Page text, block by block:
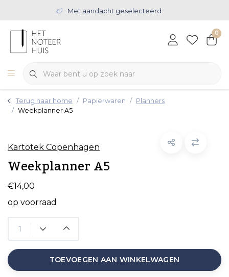
Met aandacht geselecteerd
0
Terug naar home Papierwaren
Planners
Weekplanner A5
Kartotek Copenhagen
Weekplanner A5
€14,00
op voorraad
TOEVOEGEN AAN WINKELWAGEN